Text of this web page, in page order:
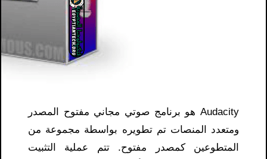
Audacity هو برنامج صوتي مجاني مفتوح المصدر
ومتعدد المنصات تم تطويره بواسطة مجموعة من
المتطوعين كمصدر مفتوح. تتم عملية التثبيت